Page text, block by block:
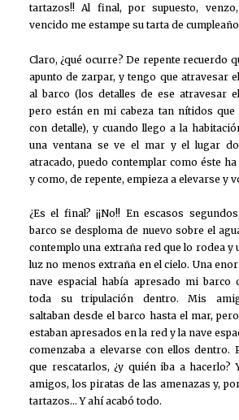
tartazos!! Al final, por supuesto,
vencido me estampe su tarta de
Claro, ¿qué ocurre? De repente recuerdo
apunto de zarpar, y tengo que atravesar
al barco (los detalles de ese atravesar
pero están en mi cabeza tan nítidos
con detalle), y cuando llego a la
una ventana se ve el mar y el lugar
atracado, puedo contemplar como éste
y como, de repente, empieza a elevarse y
¿Es el final? ¡¡No!! En escasos
barco se desploma de nuevo sobre el
contemplo una extraña red que lo rodea y
luz no menos extraña en el cielo. Una
nave espacial había apresado mi barco
toda su tripulación dentro. Mis
saltaban desde el barco hasta el mar,
estaban apresados en la red y la nave
comenzaba a elevarse con ellos dentro.
que rescatarlos, ¿y quién iba a hacerlo?
amigos, los piratas de las amenazas y,
tartazos… Y ahí acabó todo.